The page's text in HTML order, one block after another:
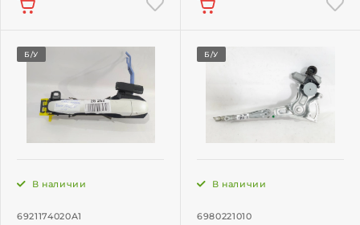
Б/У
6921174020A1
В наличии
Б/У
6980221010
В наличии